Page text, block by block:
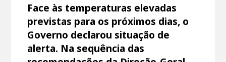
Face às temperaturas elevadas
previstas para os próximos dias, o
Governo declarou situação de
alerta. Na sequência das